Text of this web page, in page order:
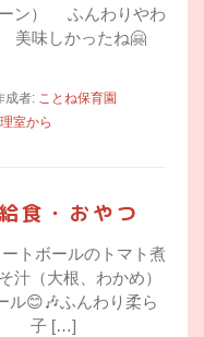
ン） ふんわりやわ
美味しかったね🤗
成者: ことね保育園
室から
食・おやつ
トボールのトマト煮
（大根、わかめ）
😊🎶ふんわり柔ら
。 子 […]